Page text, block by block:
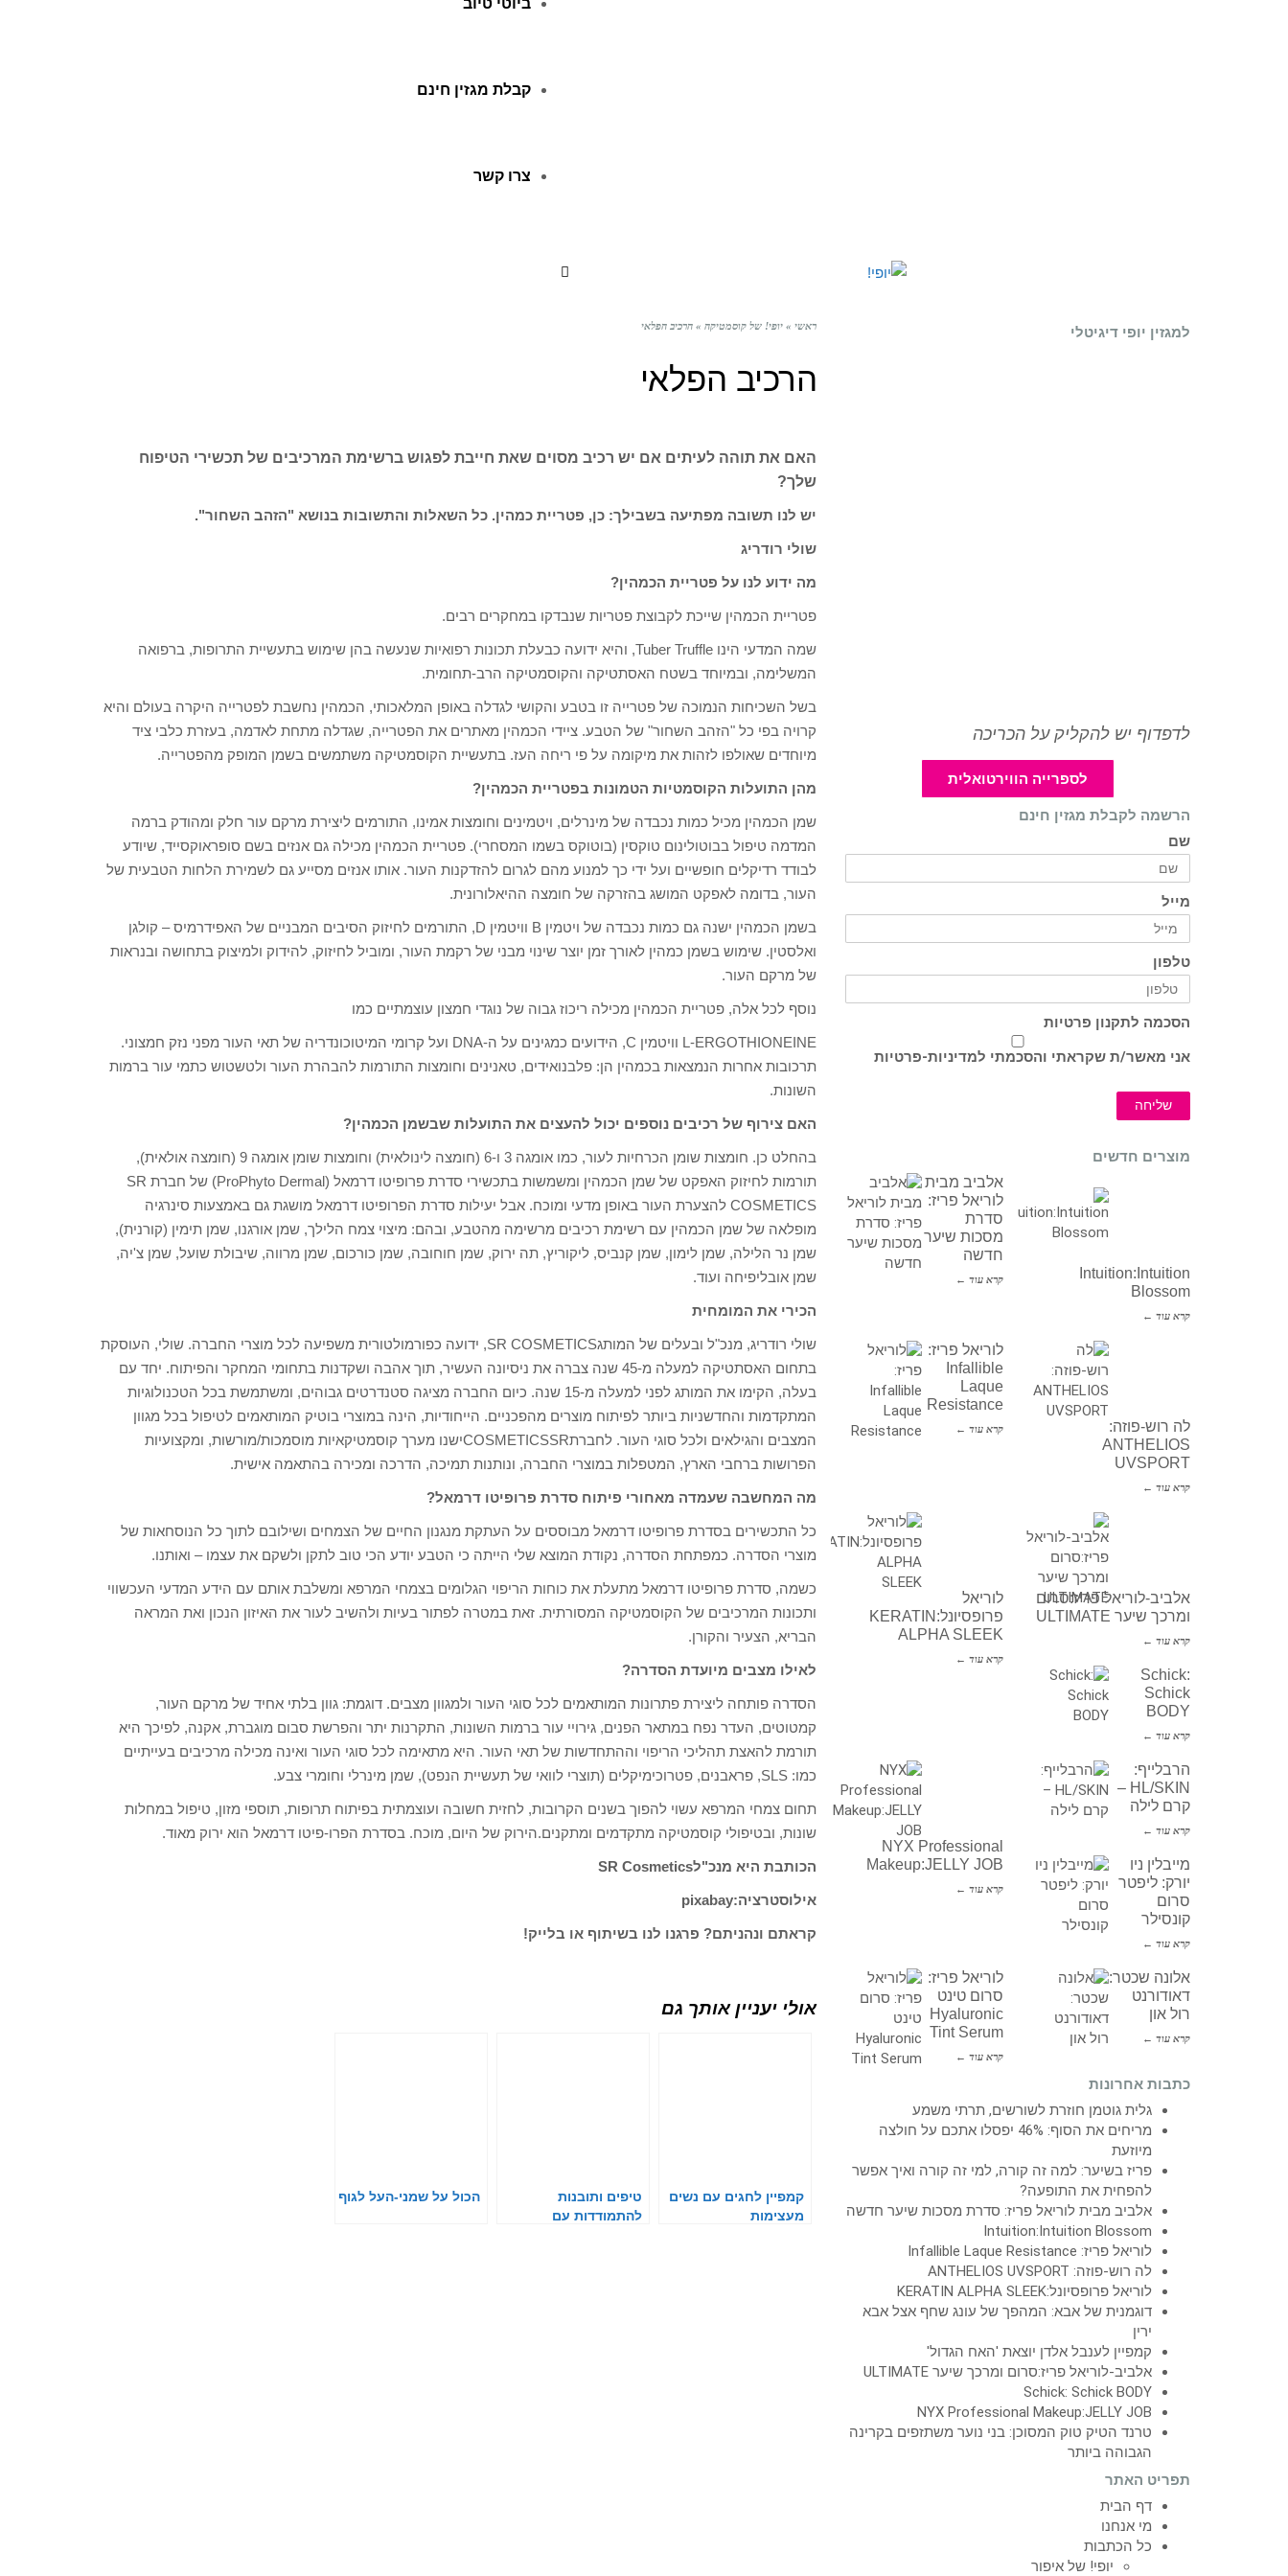
ביוטי טיוב
קבלת מגזין חינם
צרו קשר
ראשי » יופי! של קוסמטיקה » הרכיב הפלאי
הרכיב הפלאי
האם את תוהה לעיתים אם יש רכיב מסוים שאת חייבת לפגוש ברשימת המרכיבים של תכשירי הטיפוח
שלך?
יש לנו תשובה מפתיעה בשבילך: כן, פטריית כמהין. כל השאלות והתשובות בנושא "הזהב השחור".
שולי רודריג
מה ידוע לנו על פטריית הכמהין?
פטריית הכמהין שייכת לקבוצת פטריות שנבדקו במחקרים רבים.
שמה המדעי הינו Tuber Truffle, והיא ידועה כבעלת תכונות רפואיות שנעשה בהן שימוש בתעשיית התרופות, ברפואה
המשלימה, ובמיוחד בשטח האסתטיקה והקוסמטיקה הרב-תחומית.
בשל השכיחות הנמוכה של פטרייה זו בטבע והקושי לגדלה באופן המלאכותי, הכמהין נחשבת לפטרייה היקרה בעולם והיא
קרויה בפי כל "הזהב השחור" של הטבע. ציידי הכמהין מאתרים את הפטרייה, שגדלה מתחת לאדמה, בעזרת כלבי ציד
מיוחדים שאולפו לזהות את מיקומה על פי ריחה העז. בתעשיית הקוסמטיקה משתמשים בשמן המופק מהפטרייה.
מהן התועלות הקוסמטיות הטמונות בפטריית הכמהין?
שמן הכמהין מכיל כמות נכבדה של מינרלים, ויטמינים וחומצות אמינו, התורמים ליצירת מרקם עור חלק ומהודק ברמה
המדמה טיפול בבוטולינום טוקסין (בוטוקס בשמו המסחרי). פטריית הכמהין מכילה גם אנזים בשם סופראוקסייד, שיודע
לבודד רדיקלים חופשיים ועל ידי כך למנוע מהם לגרום להזדקנות העור. אותו אנזים מסייע גם לשמירת הלחות הטבעית של
העור, בדומה לאפקט המושג בהזרקה של חומצה ההיאלורונית.
בשמן הכמהין ישנה גם כמות נכבדה של ויטמין B וויטמין D, התורמים לחיזוק הסיבים המבניים של האפידרמיס – קולגן
ואלסטין. שימוש בשמן כמהין לאורך זמן יוצר שינוי מבני של רקמת העור, ומוביל לחיזוק, להידוק ולמיצוק בתחושה ובנראות
של מרקם העור.
נוסף לכל אלה, פטריית הכמהין מכילה ריכוז גבוה של נוגדי חמצון עוצמתיים כמו
L-ERGOTHIONEINE וויטמין C, הידועים כמגינים על ה-DNA ועל קרומי המיטוכונדריה של תאי העור מפני נזק חמצוני.
תרכובות אחרות הנמצאות בכמהין הן: פלבנואידים, טאנינים וחומצות התורמות להבהרת העור ולטשטוש כתמי עור ברמות
השונות.
האם צירוף של רכיבים נוספים יכול להעצים את התועלות שבשמן הכמהין?
בהחלט כן. חומצות שומן הכרחיות לעור, כמו אומגה 3 ו-6 (חומצה לינולאית) וחומצות שומן אומגה 9 (חומצה אולאית),
תורמות לחיזוק האפקט של שמן הכמהין ומשמשות בתכשירי סדרת פרופיטו דרמאל (ProPhyto Dermal) של חברת SR
COSMETICS להצערת העור באופן מדעי ומוכח. אבל יעילות סדרת הפרופיטו דרמאל מושגת גם באמצעות סינרגיה
מופלאה של שמן הכמהין עם רשימת רכיבים מרשימה מהטבע, ובהם: מיצוי צמח הלילך, שמן אורגנו, שמן תימין (קורנית),
שמן נר הלילה, שמן לימון, שמן קנביס, ליקוריץ, תה ירוק, שמן חוחובה, שמן כורכום, שמן מרווה, שיבולת שועל, שמן צ'יה,
שמן אובליפיחה ועוד.
הכירי את המומחית
שולי רודריג, מנכ"ל ובעלים של המותגSR COSMETICS, ידועה כפורמולטורית משפיעה לכל מוצרי החברה. שולי, העוסקת
בתחום האסתטיקה למעלה מ-45 שנה צברה את ניסיונה העשיר, תוך אהבה ושקדנות בתחומי המחקר והפיתוח. יחד עם
בעלה, הקימו את המותג לפני למעלה מ-15 שנה. כיום החברה מציגה סטנדרטים גבוהים, ומשתמשת בכל הטכנולוגיות
המתקדמות והחדשניות ביותר לפיתוח מוצרים מהפכניים. הייחודיות, הינה במוצרי בוטיק המותאמים לטיפול בכל מגוון
המצבים והגילאים ולכל סוגי העור. לחברתCOSMETICSSRישנו מערך קוסמטיקאיות מוסמכות/מורשות, ומקצועיות
הפרושות ברחבי הארץ, המטפלות במוצרי החברה, ונותנות תמיכה, הדרכה ומכירה בהתאמה אישית.
מה המחשבה שעמדה מאחורי פיתוח סדרת פרופיטו דרמאל?
כל התכשירים בסדרת פרופיטו דרמאל מבוססים על העתקת מנגנון החיים של הצמחים ושילובם לתוך כל הנוסחאות של
מוצרי הסדרה. כמפתחת הסדרה, נקודת המוצא שלי הייתה כי הטבע יודע הכי טוב לתקן ולשקם את עצמו – ואותנו.
כשמה, סדרת פרופיטו דרמאל מתעלת את כוחות הריפוי הגלומים בצמחי המרפא ומשלבת אותם עם הידע המדעי העכשווי
ותכונות המרכיבים של הקוסמטיקה המסורתית. זאת במטרה לפתור בעיות ולהשיב לעור את האיזון הנכון ואת המראה
הבריא, הצעיר והקורן.
לאילו מצבים מיועדת הסדרה?
הסדרה פותחה ליצירת פתרונות המותאמים לכל סוגי העור ולמגוון מצבים. דוגמת: גוון בלתי אחיד של מרקם העור,
קמטוטים, העדר נפח במתאר הפנים, גירויי עור ברמות השונות, התקרנות יתר והפרשת סבום מוגברת, אקנה, לפיכך היא
תורמת להאצת תהליכי הריפוי וההתחדשות של תאי העור. היא מתאימה לכל סוגי העור ואינה מכילה מרכיבים בעייתיים
כמו: SLS, פראבנים, פטרוכימיקלים (תוצרי לוואי של תעשיית הנפט), שמן מינרלי וחומרי צבע.
תחום צמחי המרפא עשוי להפוך בשנים הקרובות, לחזית חשובה ועוצמתית בפיתוח תרופות, תוספי מזון, טיפול במחלות
שונות, ובטיפולי קוסמטיקה מתקדמים ומתקנים.הירוק של היום, מוכח. בסדרת הפרו-פיטו דרמאל הוא ירוק מאוד.
הכותבת היא מנכ"לSR Cosmetics
אילוסטרציה:pixabay
קראתם ונהניתם? פרגנו לנו בשיתוף או בלייק!
אולי יעניין אותך גם
קמפיין לחגים עם נשים
מעצימות
טיפים ותובנות
להתמודדות עם
הכול על שמני-העל לגוף
למגזין יופי דיגיטלי
לדפדוף יש להקליק על הכריכה
לספרייה הווירטואלית
הרשמה לקבלת מגזין חינם
שם
מייל
טלפון
הסכמה לתקנון פרטיות
אני מאשר/ת שקראתי והסכמתי למדיניות-פרטיות
שליחה
מוצרים חדשים
אלביב מבית
לוריאל פריז:
סדרת
מסכות שיער
חדשה
קרא עוד ←
Intuition:Intuition
Blossom
קרא עוד ←
לוריאל פריז:
Infallible
Laque
Resistance
קרא עוד ←
לה רוש-פוזה:
ANTHELIOS
UVSPORT
קרא עוד ←
לוריאל
פרופסיונל:KERATIN
ALPHA SLEEK
קרא עוד ←
אלביב-לוריאל פריז:סרום
ומרכך שיער ULTIMATE
קרא עוד ←
Schick:
Schick
BODY
קרא עוד ←
NYX Professional
Makeup:JELLY JOB
קרא עוד ←
הרבלייף:
HL/SKIN –
קרם לילה
קרא עוד ←
מייבלין ניו
יורק: ליפטר
סרום
קונסילר
קרא עוד ←
לוריאל פריז:
סרום טינט
Hyaluronic
Tint Serum
קרא עוד ←
אלונה שכטר:
דאודורנט
רול און
קרא עוד ←
כתבות אחרונות
גלית גוטמן חוזרת לשורשים, תרתי משמע
מריחים את הסוף: 46% יפסלו אתכם על חולצה
מיוזעת
פריז בשיער: למה זה קורה, למי זה קורה ואיך אפשר
להפחית את התופעה?
אלביב מבית לוריאל פריז: סדרת מסכות שיער חדשה
Intuition:Intuition Blossom
לוריאל פריז: Infallible Laque Resistance
לה רוש-פוזה: ANTHELIOS UVSPORT
לוריאל פרופסיונל:KERATIN ALPHA SLEEK
דוגמנית של אבא: המהפך של עונג שחף אצל אבא
ירין
קמפיין לענבל אלדן יוצאת 'האח הגדול'
אלביב-לוריאל פריז:סרום ומרכך שיער ULTIMATE
Schick: Schick BODY
NYX Professional Makeup:JELLY JOB
טרנד הטיק טוק המסוכן: בני נוער משתזפים בקרינה
הגבוהה ביותר
תפריט האתר
דף הבית
מי אנחנו
כל הכתבות
יופי! של איפור